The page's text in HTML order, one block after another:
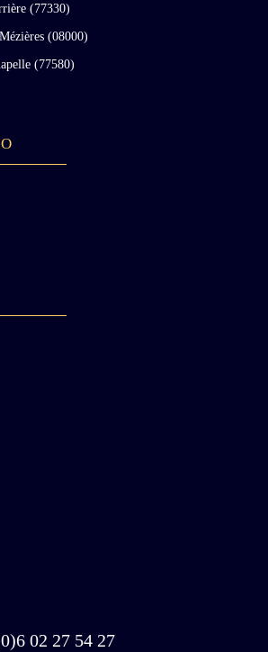
(77330)
(08000)
(77580)
02 27 54 27